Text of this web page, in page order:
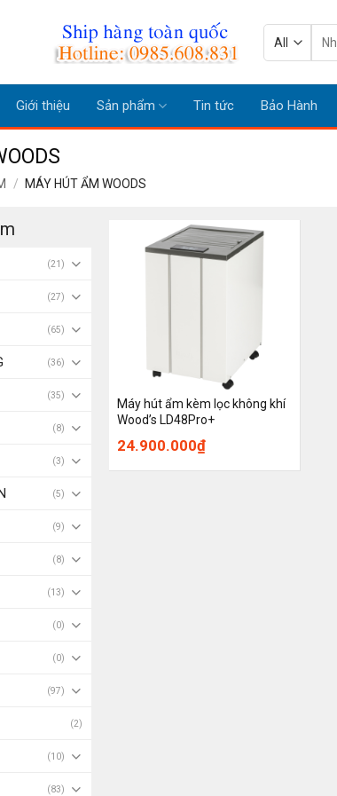
kiếm:
Giới thiệu Sản phẩm Tin tức Bảo Hành
/ MÁY HÚT ẨM WOODS
(21)
(27)
(65)
(36)
(35)
(8)
(3)
(5)
(9)
(8)
(13)
(0)
(0)
(97)
(2)
(10)
(83)
Máy hút ẩm kèm lọc không khí
Wood’s LD48Pro+
24.900.000₫